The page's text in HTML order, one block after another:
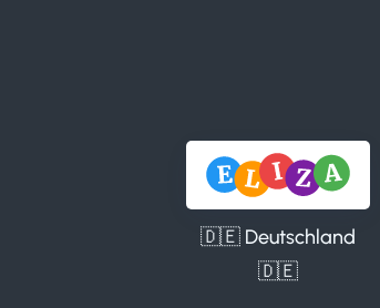
🇩🇪 Deutschland
🇩🇪